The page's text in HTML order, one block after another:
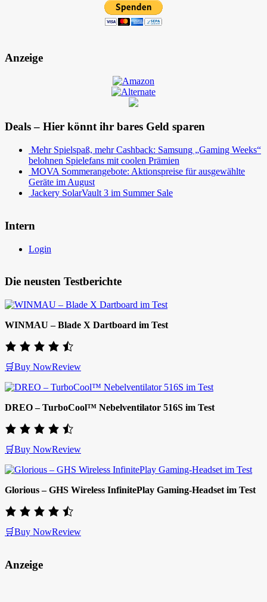
Anzeige
Deals – Hier könnt ihr bares Geld sparen
Mehr Spielspaß, mehr Cashback: Samsung „Gaming Weeks“
belohnen Spielefans mit coolen Prämien
MOVA Sommerangebote: Aktionspreise für ausgewählte
Geräte im August
Jackery SolarVault 3 im Summer Sale
Intern
Login
Die neusten Testberichte
WINMAU – Blade X Dartboard im Test
🛒Buy NowReview
DREO – TurboCool™ Nebelventilator 516S im Test
🛒Buy NowReview
Glorious – GHS Wireless InfinitePlay Gaming-Headset im Test
🛒Buy NowReview
Anzeige